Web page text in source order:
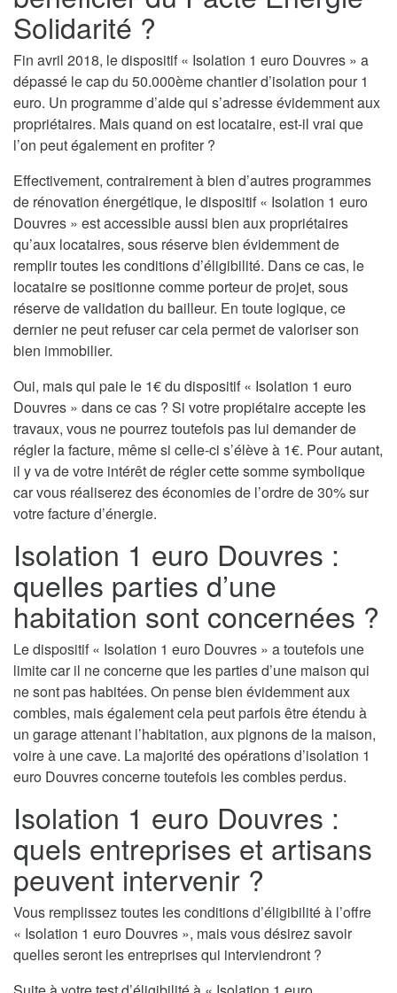
Solidarité ?
Fin avril 2018, le dispositif « Isolation 1 euro Douvres » a
dépassé le cap du 50.000ème chantier d’isolation pour 1
euro. Un programme d’aide qui s’adresse évidemment aux
propriétaires. Mais quand on est locataire, est-il vrai que
l’on peut également en profiter ?
Effectivement, contrairement à bien d’autres programmes
de rénovation énergétique, le dispositif « Isolation 1 euro
Douvres » est accessible aussi bien aux propriétaires
qu’aux locataires, sous réserve bien évidemment de
remplir toutes les conditions d’éligibilité. Dans ce cas, le
locataire se positionne comme porteur de projet, sous
réserve de validation du bailleur. En toute logique, ce
dernier ne peut refuser car cela permet de valoriser son
bien immobilier.
Oui, mais qui paie le 1€ du dispositif « Isolation 1 euro
Douvres » dans ce cas ? Si votre propiétaire accepte les
travaux, vous ne pourrez toutefois pas lui demander de
régler la facture, même si celle-ci s’élève à 1€. Pour autant,
il y va de votre intérêt de régler cette somme symbolique
car vous réaliserez des économies de l’ordre de 30% sur
votre facture d’énergie.
Isolation 1 euro Douvres :
quelles parties d’une
habitation sont concernées ?
Le dispositif « Isolation 1 euro Douvres » a toutefois une
limite car il ne concerne que les parties d’une maison qui
ne sont pas habitées. On pense bien évidemment aux
combles, mais également cela peut parfois être étendu à
un garage attenant l’habitation, aux pignons de la maison,
voire à une cave. La majorité des opérations d’isolation 1
euro Douvres concerne toutefois les combles perdus.
Isolation 1 euro Douvres :
quels entreprises et artisans
peuvent intervenir ?
Vous remplissez toutes les conditions d’éligibilité à l’offre
« Isolation 1 euro Douvres », mais vous désirez savoir
quelles seront les entreprises qui interviendront ?